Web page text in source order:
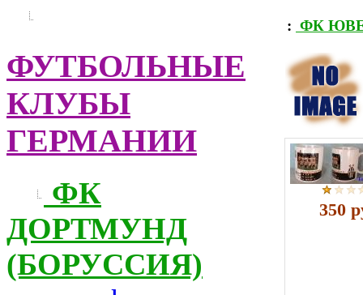
ФУТБОЛЬНЫЕ
КЛУБЫ
ГЕРМАНИИ
ФК
ДОРТМУНД
(БОРУССИЯ)
: ФК
350